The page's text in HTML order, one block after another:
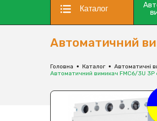
Каталог
Автоматичний
Головна Каталог Автоматичні
Автоматичний вимикач FMC6/3U 3P